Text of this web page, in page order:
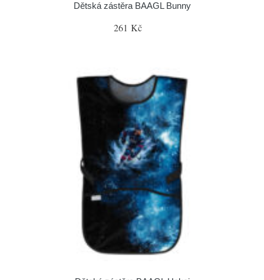
Dětská zástěra BAAGL Bunny
261 Kč